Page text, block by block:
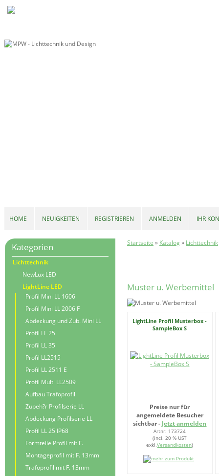
Startseite » Katalog» Lichttechnik
Muster u. Werbemittel
LightLine Profil Musterbox -
SampleBox S
Preise nur für
angemeldete Besucher
sichtbar - Jetzt anmelden
Artnr: 173724
(incl. 20 % UST
exkl.Versandkosten)
Kategorien
Lichttechnik
NewLux LED
LightLine LED
Profil Mini LL 1606
Profil Mini LL 2006 F
Abdeckung und Zub. Mini LL
Profil LL 25
Profil LL 35
Profil LL2515
Profil LL 2511 E
Profil Multi LL2509
Aufbau Trafoprofil
Zubeh?r Profilserie LL
Abdeckung Profilserie LL
Profil LL 25 IP68
Formteile Profil mit F.
Montageprofil mit F. 13mm
Trafoprofil mit F. 13mm
HOME NEUIGKEITEN REGISTRIEREN ANMELDEN IHR